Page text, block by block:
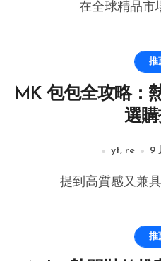
在全球精品
推
MK 包包全攻略：
選
yt, re 9
提到高質感又兼
推